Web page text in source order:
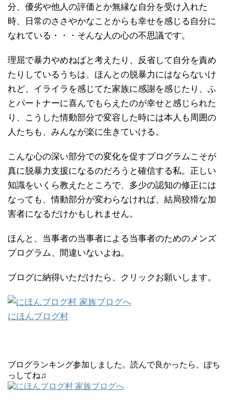
分、優劣や他人の評価とか無縁な自分を受け入れた
時、日常のささやかなことからも幸せを感じる自分に
なれている・・・そんな人の心の不思議です。
理屈で暴力やめねばと考えたり、反省して自分を責め
たりしているうちは、ほんとの脱暴力にはならないけ
れど、イライラを感じてた家族に感謝を感じたり、ふ
とパートナーに喜んでもらえたのが幸せと感じられた
り、こうした情動部分で変容した時には本人も周囲の
人たちも、みんなが楽に生きていける。
こんな心の深い部分での変化を促すプログラムこそが
真に脱暴力支援になるのだろうと確信する私。正しい
知識をいくら教えたところで、多少の認知の修正には
なっても、情動部分が変わらなければ、結局狡猾な加
害者になるだけかもしれません。
ほんと、当事者の当事者による当事者のためのメンズ
プログラム、間違いないよね。
ブログに納得いただけたら、クリックお願いします。
にほんブログ村
ブログランキング参加しました。読んで良かったら、ぽち
っしてね♫